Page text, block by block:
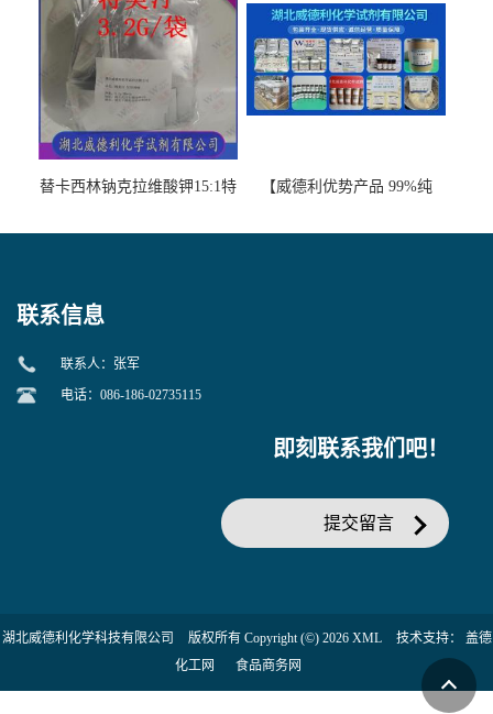
张军52-67-5
替卡西林钠克拉维酸钾15:1特
【威德利优势产品 99%纯
联系信息
联系人：张军
电话：086-186-02735115
即刻联系我们吧！
提交留言
湖北威德利化学科技有限公司 版权所有 Copyright (©) 2026 XML 技术支持： 盖德
化工网
食品商务网